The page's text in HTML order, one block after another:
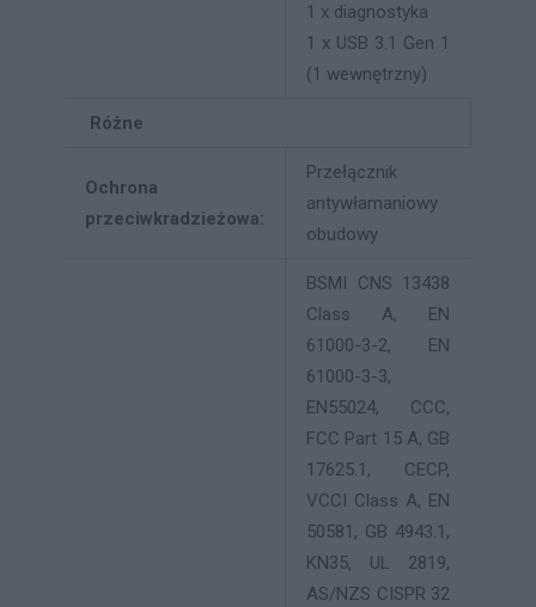
1 x diagnostyka
1 x USB 3.1 Gen 1
(1 wewnętrzny)
Różne
Ochrona
przeciwkradzieżowa:
Przełącznik
antywłamaniowy
obudowy
BSMI CNS 13438
Class A, EN
61000-3-2, EN
61000-3-3,
EN55024, CCC,
FCC Part 15 A, GB
17625.1, CECP,
VCCI Class A, EN
50581, GB 4943.1,
KN35, UL 2819,
AS/NZS CISPR 32